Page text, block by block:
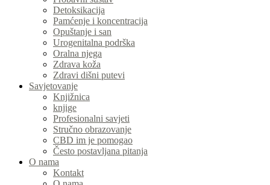
Detoksikacija
Pamćenje i koncentracija
Opuštanje i san
Urogenitalna podrška
Oralna njega
Zdrava koža
Zdravi dišni putevi
Savjetovanje
Knjižnica
knjige
Profesionalni savjeti
Stručno obrazovanje
CBD im je pomogao
Često postavljana pitanja
O nama
Kontakt